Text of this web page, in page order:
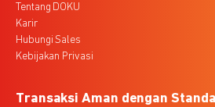
Tentang DOKU
Karir
Hubungi Sales
Kebijakan Privasi
Transaksi Aman dengan